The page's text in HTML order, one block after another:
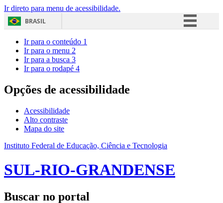
Ir direto para menu de acessibilidade.
BRASIL
Acesso à informação
Ir para o conteúdo 1
Ir para o menu 2
Ir para a busca 3
Ir para o rodapé 4
Opções de acessibilidade
Acessibilidade
Alto contraste
Mapa do site
Instituto Federal de Educação, Ciência e Tecnologia
SUL-RIO-GRANDENSE
Buscar no portal